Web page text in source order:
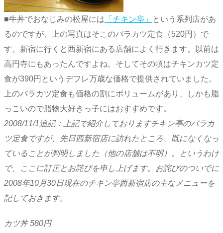
■牛丼でおなじみの松屋には 「チキン亭」
という系列店があ
るのですが、上の写真はそこのバラカツ定食（520円）で
す。新宿に行くと西新宿にある店舗によく行きます。以前は
高円寺にもあったんですよね。そしてその頃はチキンカツ定
食が390円というデフレ万歳な価格で提供されていました。
上のバラカツ定食も価格の割にボリュームがあり、しかも脂
っこいので脂物大好きっ子にはおすすめです。
2008/11/1追記：上記で紹介しておりますチキン亭のバラカ
ツ定食ですが、先日西新宿店に訪れたところ、既になくなっ
ていることが判明しました（他の店舗は不明）。というわけ
で、ここに訂正とお詫びを申し上げます。お詫びのついでに
2008年10月30日現在のチキン亭西新宿店の主なメニューを
記しておきます。
カツ丼 580円